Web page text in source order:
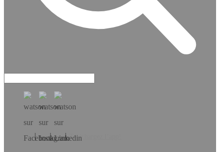
Téléchargez l’app!